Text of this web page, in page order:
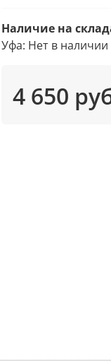
Наличие на
Уфа: Нет в наличии
4 650